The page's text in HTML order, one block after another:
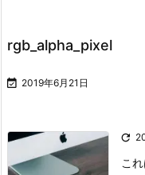
rgb_alpha_pixel
 2019年6月21日

こ